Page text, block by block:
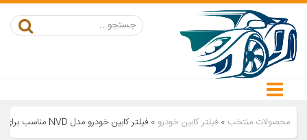
محصولات منتخب » فیلتر کابین خودرو » فیلتر کابین خودرو مدل NVD مناسب برای تیبا بسته 2 عددی